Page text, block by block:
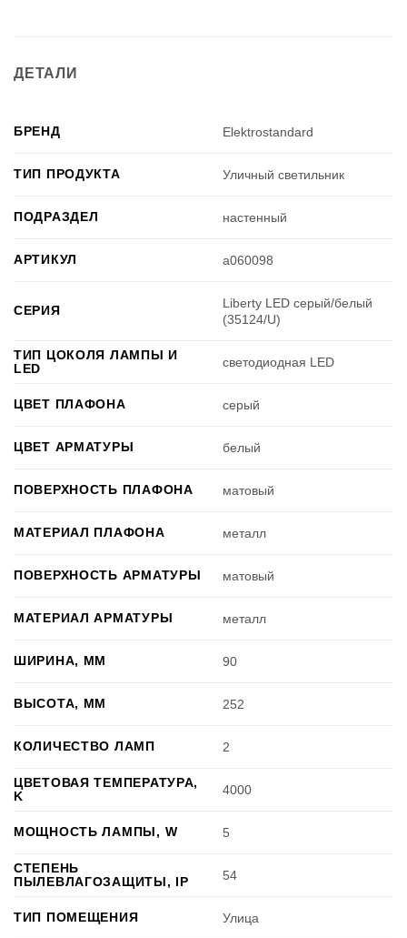
ДЕТАЛИ
БРЕНД Elektrostandard
ТИП ПРОДУКТА Уличный светильник
ПОДРАЗДЕЛ настенный
АРТИКУЛ a060098
СЕРИЯ
Liberty LED серый/белый
(35124/U)
ТИП ЦОКОЛЯ ЛАМПЫ И
LED
светодиодная LED
ЦВЕТ ПЛАФОНА серый
ЦВЕТ АРМАТУРЫ белый
ПОВЕРХНОСТЬ ПЛАФОНА матовый
МАТЕРИАЛ ПЛАФОНА металл
ПОВЕРХНОСТЬ АРМАТУРЫ матовый
МАТЕРИАЛ АРМАТУРЫ металл
ШИРИНА, ММ 90
ВЫСОТА, ММ 252
КОЛИЧЕСТВО ЛАМП 2
ЦВЕТОВАЯ ТЕМПЕРАТУРА,
K
4000
МОЩНОСТЬ ЛАМПЫ, W 5
СТЕПЕНЬ
ПЫЛЕВЛАГОЗАЩИТЫ, IP
54
ТИП ПОМЕЩЕНИЯ Улица